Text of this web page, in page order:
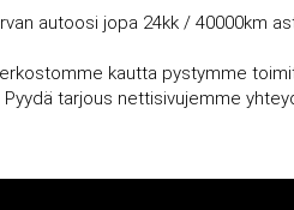
autoosi jopa 24kk / 40000km
kautta pystymme
Pyydä tarjous nettisivujemme